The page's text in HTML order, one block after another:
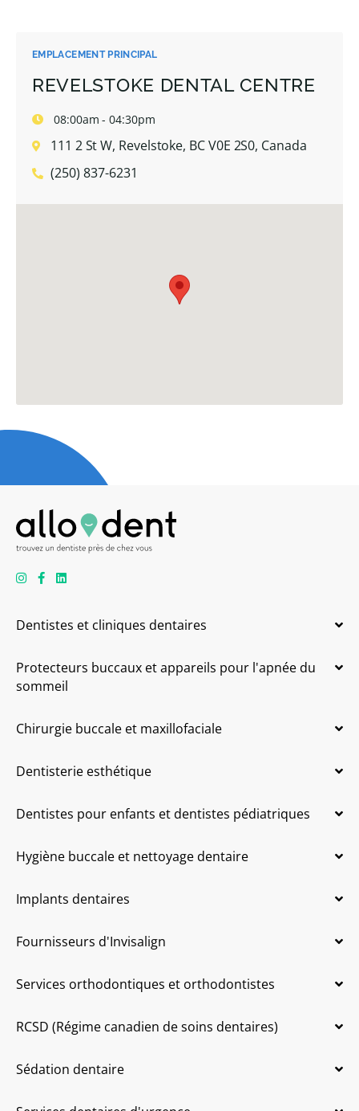
EMPLACEMENT PRINCIPAL
REVELSTOKE DENTAL CENTRE
08:00am - 04:30pm
111 2 St W, Revelstoke, BC V0E 2S0, Canada
(250) 837-6231
Dentistes et cliniques dentaires
Protecteurs buccaux et appareils pour l'apnée du
sommeil
Chirurgie buccale et maxillofaciale
Dentisterie esthétique
Dentistes pour enfants et dentistes pédiatriques
Hygiène buccale et nettoyage dentaire
Implants dentaires
Fournisseurs d'Invisalign
Services orthodontiques et orthodontistes
RCSD (Régime canadien de soins dentaires)
Sédation dentaire